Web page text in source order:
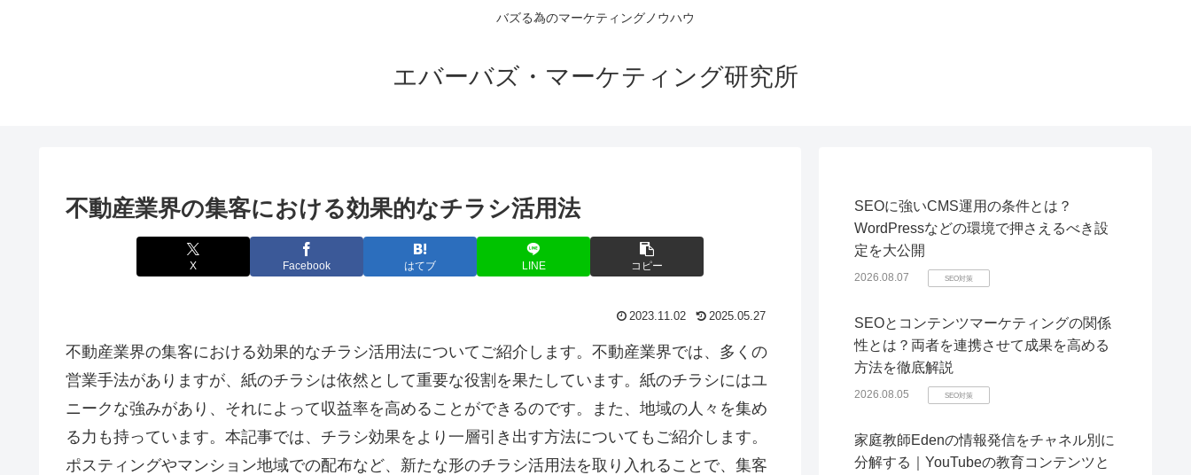
バズる為のマーケティングノウハウ
エバーバズ・マーケティング研究所
不動産業界の集客における効果的なチラシ活用法
X Facebook はてブ LINE コピー
2023.11.02 2025.05.27
不動産業界の集客における効果的なチラシ活用法についてご紹介します。不動産業界では、多くの
営業手法がありますが、紙のチラシは依然として重要な役割を果たしています。紙のチラシにはユ
ニークな強みがあり、それによって収益率を高めることができるのです。また、地域の人々を集め
る力も持っています。本記事では、チラシ効果をより一層引き出す方法についてもご紹介します。
ポスティングやマンション地域での配布など、新たな形のチラシ活用法を取り入れることで、集客
SEOに強いCMS運用の条件とは？
WordPressなどの環境で押さえるべき設
定を大公開
2026.08.07 SEO対策
SEOとコンテンツマーケティングの関係
性とは？両者を連携させて成果を高める
方法を徹底解説
2026.08.05 SEO対策
家庭教師Edenの情報発信をチャネル別に
分解する｜YouTubeの教育コンテンツと